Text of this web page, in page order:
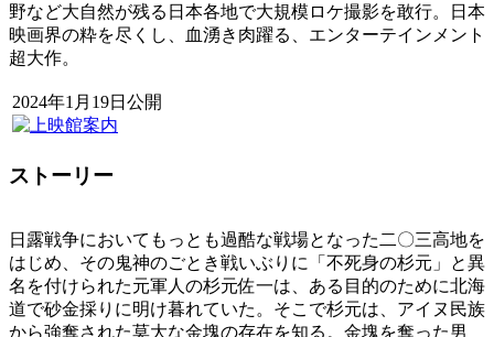
野など大自然が残る日本各地で大規模ロケ撮影を敢行。日本
映画界の粋を尽くし、血湧き肉躍る、エンターテインメント
超大作。
2024年1月19日公開
ストーリー
日露戦争においてもっとも過酷な戦場となった二〇三高地を
はじめ、その鬼神のごとき戦いぶりに「不死身の杉元」と異
名を付けられた元軍人の杉元佐一は、ある目的のために北海
道で砂金採りに明け暮れていた。そこで杉元は、アイヌ民族
から強奪された莫大な金塊の存在を知る。金塊を奪った男